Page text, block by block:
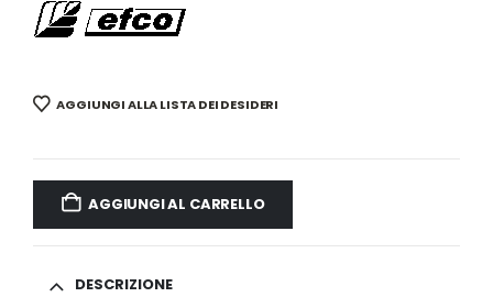
AGGIUNGI ALLA LISTA DEI DESIDERI
AGGIUNGI AL CARRELLO
DESCRIZIONE